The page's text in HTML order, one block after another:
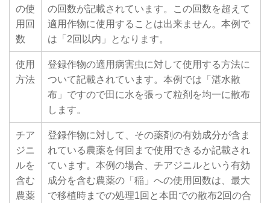
の使
用回
数
の回数が記載されています。この回数を超えて
適用作物に使用することは出来ません。本例で
は「2回以内」となります。
使用
方法
登録作物の適用病害虫に対して使用する方法に
ついて記載されています。本例では「湛水散
布」ですので田に水を張って粒剤を均一に散布
します。
チア
ジニ
ルを
含む
農薬
登録作物に対して、その薬剤の有効成分が含ま
れている農薬を何回まで使用できるか記載され
ています。本例の場合、チアジニルという有効
成分を含む農薬の「稲」への使用回数は、最大
で移植時までの処理1回と本田での散布2回の合